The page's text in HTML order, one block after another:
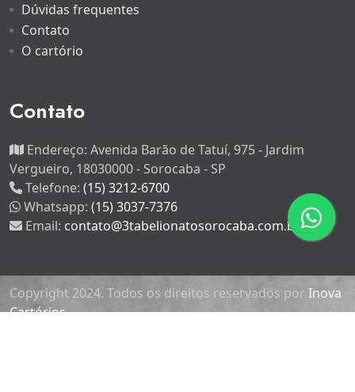
Dúvidas frequentes
Contato
O cartório
Contato
Endereço: Avenida Barão de Tatuí, 975 - Jardim
Vergueiro, 18030000 - Sorocaba - SP
Telefone: (15) 3212-6700
Whatsapp: (15) 3037-7376
Email: contato@3tabelionatosorocaba.com.br
Copyright 2024. Todos os direitos reservados por Inova
Cartórios.